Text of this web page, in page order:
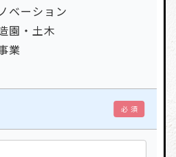
ベーション
園・土木
業
必 須